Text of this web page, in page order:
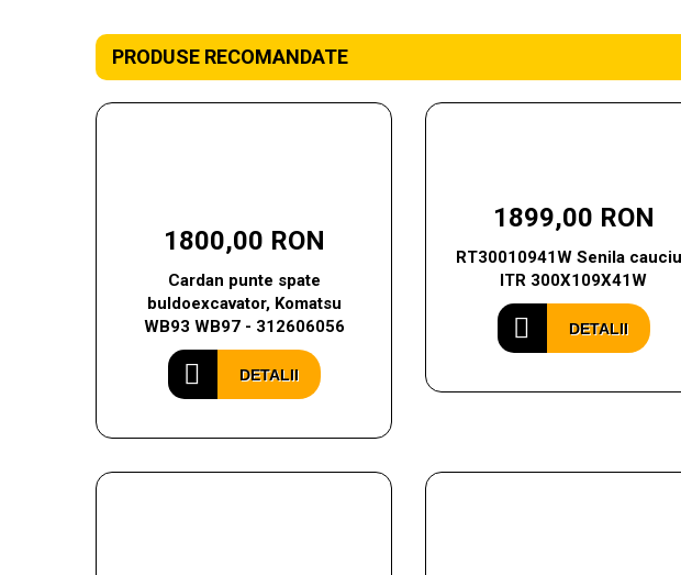
PRODUSE RECOMANDATE
1800,00 RON
Cardan punte spate
buldoexcavator, Komatsu
WB93 WB97 - 312606056
DETALII
1899,00 RON
RT30010941W Senila
ITR 300X109X41W
DETALII